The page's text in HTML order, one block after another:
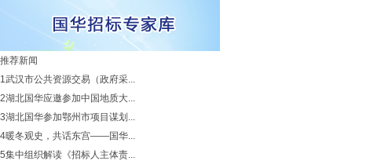
推荐新闻
1武汉市公共资源交易（政府采...
2湖北国华应邀参加中国地质大...
3湖北国华参加鄂州市项目谋划...
4暖冬观史，共话东宫——国华...
5集中组织解读《招标人主体责...